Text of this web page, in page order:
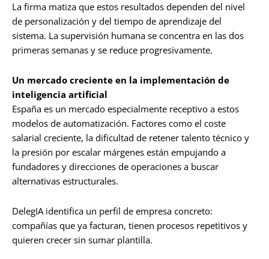
La firma matiza que estos resultados dependen del nivel
de personalización y del tiempo de aprendizaje del
sistema. La supervisión humana se concentra en las dos
primeras semanas y se reduce progresivamente.
Un mercado creciente en la implementación de
inteligencia artificial
España es un mercado especialmente receptivo a estos
modelos de automatización. Factores como el coste
salarial creciente, la dificultad de retener talento técnico y
la presión por escalar márgenes están empujando a
fundadores y direcciones de operaciones a buscar
alternativas estructurales.
DelegIA identifica un perfil de empresa concreto:
compañías que ya facturan, tienen procesos repetitivos y
quieren crecer sin sumar plantilla.